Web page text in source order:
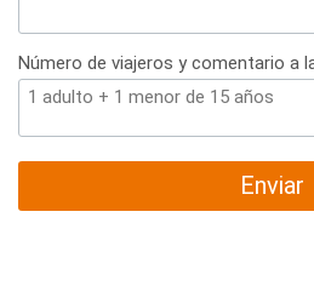
Número de viajeros y comentario a
Enviar